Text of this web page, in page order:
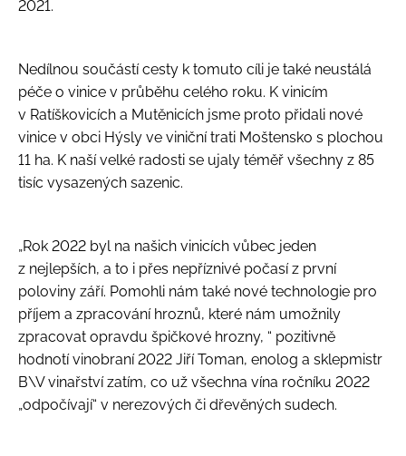
2021.
Nedílnou součástí cesty k tomuto cíli je také neustálá
péče o vinice v průběhu celého roku. K vinicím
v Ratíškovicích a Mutěnicích jsme proto přidali nové
vinice v obci Hýsly ve viniční trati Moštensko s plochou
11 ha. K naší velké radosti se ujaly téměř všechny z 85
tisíc vysazených sazenic.
„Rok 2022 byl na našich vinicích vůbec jeden
z nejlepších, a to i přes nepříznivé počasí z první
poloviny září. Pomohli nám také nové technologie pro
příjem a zpracování hroznů, které nám umožnily
zpracovat opravdu špičkové hrozny, “ pozitivně
hodnotí vinobraní 2022 Jiří Toman, enolog a sklepmistr
B\V vinařství zatím, co už všechna vína ročníku 2022
„odpočívají“ v nerezových či dřevěných sudech.
Hledat
D
o
p
u
č
u
j
e
m
e
AURELIUS